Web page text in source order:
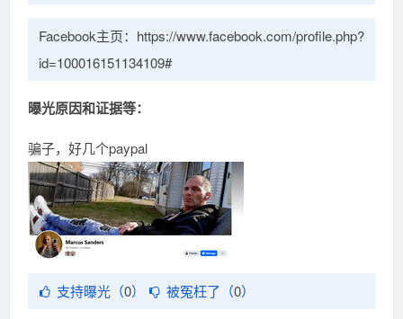
Facebook主页：https://www.facebook.com/profile.php?
id=100016151134109#
曝光原因和证据等：
骗子，好几个paypal
支持曝光（0） 被冤枉了（0）